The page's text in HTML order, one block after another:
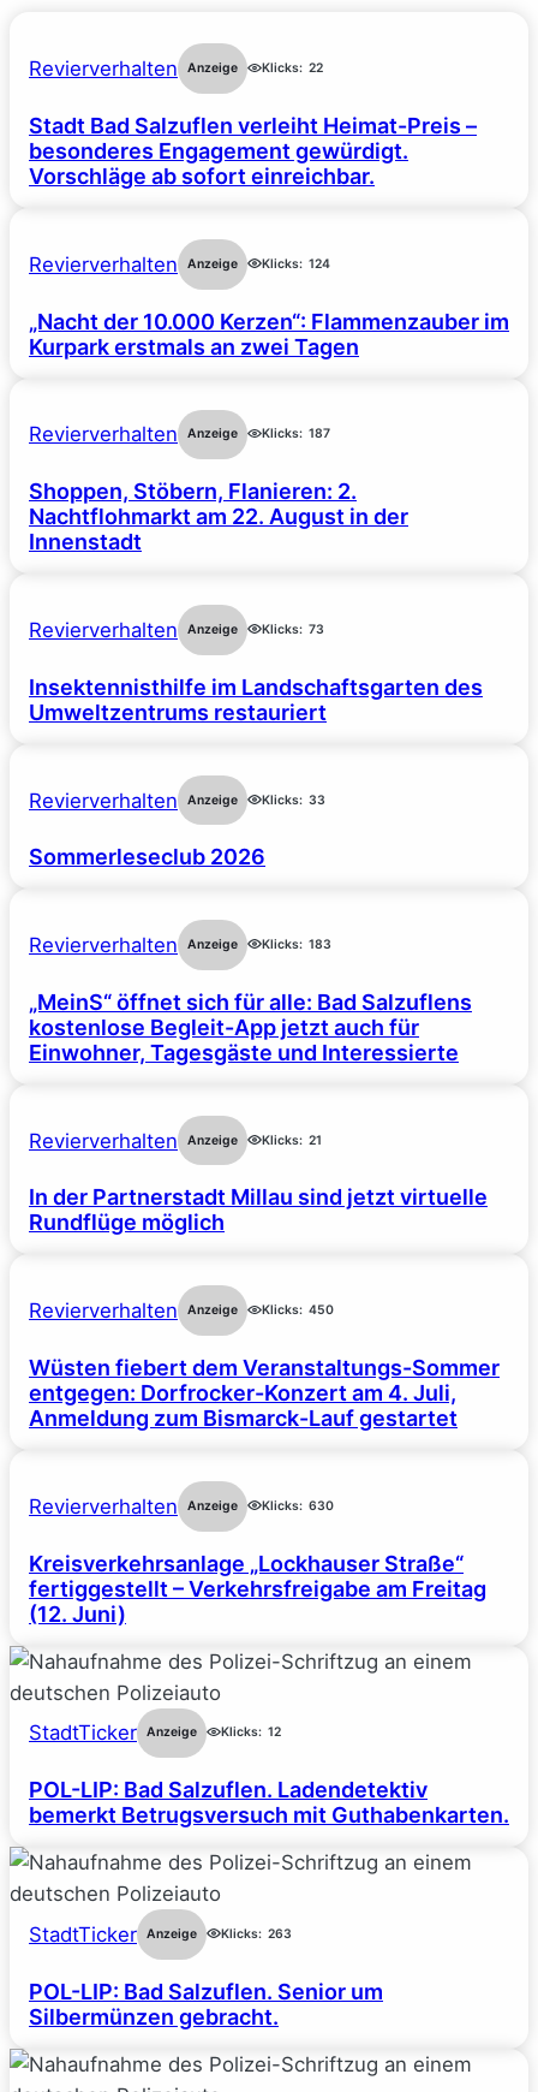
Revierverhalten Anzeige Klicks: 22
Stadt Bad Salzuflen verleiht Heimat-Preis –
besonderes Engagement gewürdigt.
Vorschläge ab sofort einreichbar.
Revierverhalten Anzeige Klicks: 124
„Nacht der 10.000 Kerzen“: Flammenzauber im
Kurpark erstmals an zwei Tagen
Revierverhalten Anzeige Klicks: 187
Shoppen, Stöbern, Flanieren: 2.
Nachtflohmarkt am 22. August in der
Innenstadt
Revierverhalten Anzeige Klicks: 73
Insektennisthilfe im Landschaftsgarten des
Umweltzentrums restauriert
Revierverhalten Anzeige Klicks: 33
Sommerleseclub 2026
Revierverhalten Anzeige Klicks: 183
„MeinS“ öffnet sich für alle: Bad Salzuflens
kostenlose Begleit-App jetzt auch für
Einwohner, Tagesgäste und Interessierte
Revierverhalten Anzeige Klicks: 21
In der Partnerstadt Millau sind jetzt virtuelle
Rundflüge möglich
Revierverhalten Anzeige Klicks: 450
Wüsten fiebert dem Veranstaltungs-Sommer
entgegen: Dorfrocker-Konzert am 4. Juli,
Anmeldung zum Bismarck-Lauf gestartet
Revierverhalten Anzeige Klicks: 630
Kreisverkehrsanlage „Lockhauser Straße“
fertiggestellt – Verkehrsfreigabe am Freitag
(12. Juni)
StadtTicker Anzeige Klicks: 12
POL-LIP: Bad Salzuflen. Ladendetektiv
bemerkt Betrugsversuch mit Guthabenkarten.
StadtTicker Anzeige Klicks: 263
POL-LIP: Bad Salzuflen. Senior um
Silbermünzen gebracht.